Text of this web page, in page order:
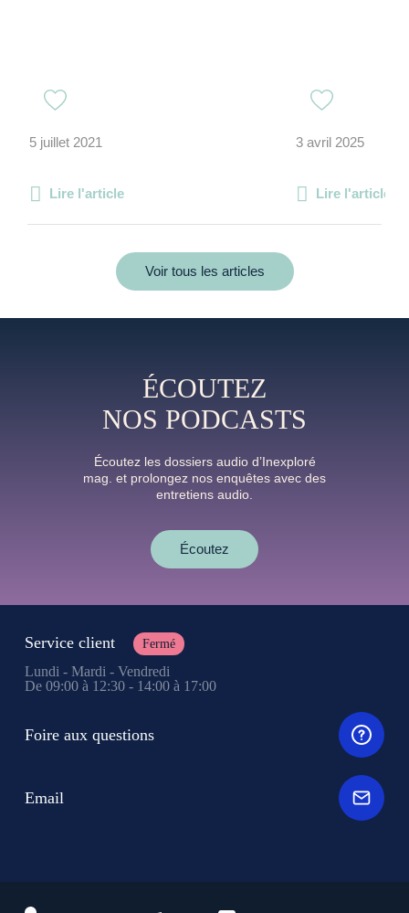
5 juillet 2021
Lire l'article
3 avril 2025
Lire l'article
Voir tous les articles
ÉCOUTEZ
NOS PODCASTS
Écoutez les dossiers audio d’Inexploré
mag. et prolongez nos enquêtes avec des
entretiens audio.
Écoutez
Service client Fermé
Lundi - Mardi - Vendredi
De 09:00 à 12:30 - 14:00 à 17:00
Foire aux questions
Email